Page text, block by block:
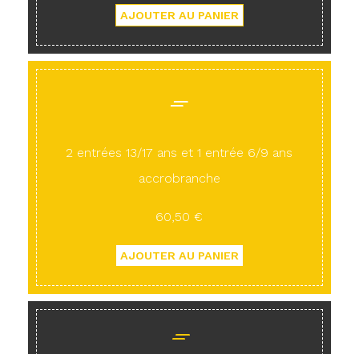
2 entrées 13/17 ans et 1 entrée 6/9 ans
accrobranche
60,50 €